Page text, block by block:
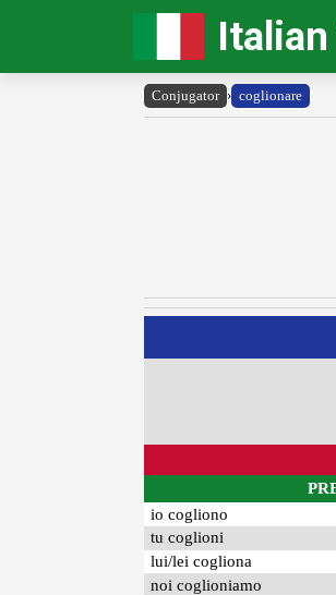
Conjugator › coglionare
io cogliono
tu coglioni
lui/lei cogliona
noi coglioniamo